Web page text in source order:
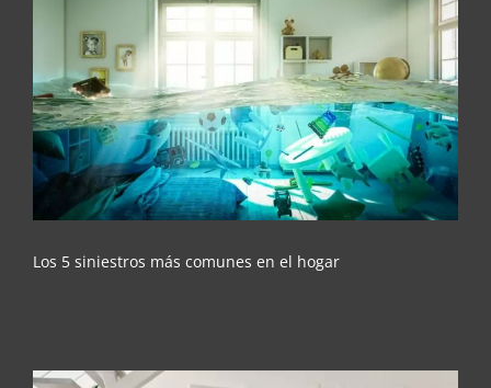
Los 5 siniestros más comunes en el hogar
Los 5 siniestros más comunes en el hogar